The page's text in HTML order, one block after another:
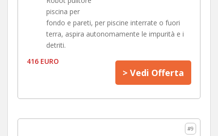
piscina per
fondo e pareti, per piscine interrate o fuori
terra, aspira autonomamente le impurità e i
detriti.
416 EURO
> Vedi Offerta
#9